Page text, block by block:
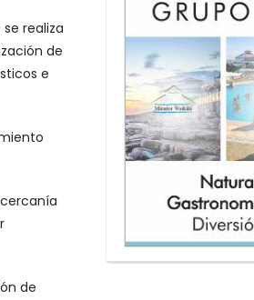
realiza
de
e
de